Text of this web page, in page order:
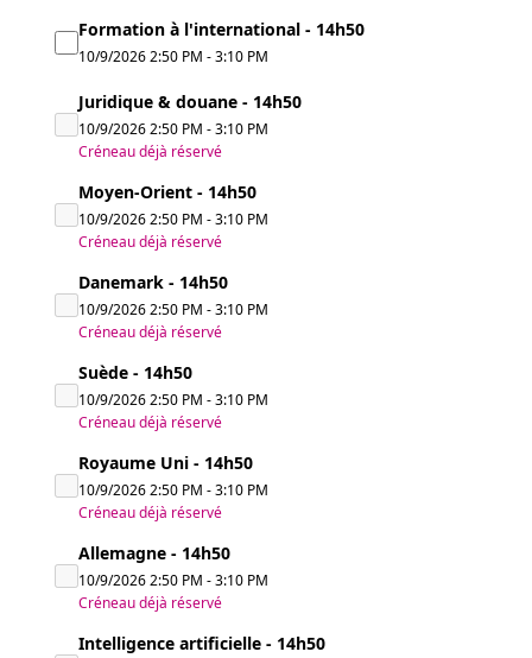
Formation à l'international - 14h50
10/9/20262:50 PM -3:10 PM
Juridique & douane - 14h50
10/9/20262:50 PM -3:10 PM
Créneau déjà réservé
Moyen-Orient - 14h50
10/9/20262:50 PM -3:10 PM
Créneau déjà réservé
Danemark - 14h50
10/9/20262:50 PM -3:10 PM
Créneau déjà réservé
Suède - 14h50
10/9/20262:50 PM -3:10 PM
Créneau déjà réservé
Royaume Uni - 14h50
10/9/20262:50 PM -3:10 PM
Créneau déjà réservé
Allemagne - 14h50
10/9/20262:50 PM -3:10 PM
Créneau déjà réservé
Intelligence artificielle - 14h50